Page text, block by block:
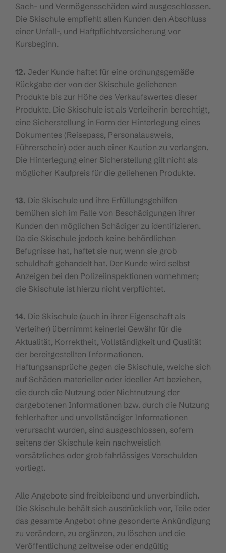
Sach- und Vermögensschäden wird ausgeschlossen.
Die Skischule empfiehlt allen Kunden den Abschluss
einer Unfall-, und Haftpflichtversicherung vor
Kursbeginn.
12. Jeder Kunde haftet für eine ordnungsgemäße
Rückgabe der von der Skischule geliehenen
Produkte bis zur Höhe des Verkaufswertes dieser
Produkte. Die Skischule ist als Verleiherin berechtigt,
eine Sicherstellung in Form der Hinterlegung eines
Dokumentes (Reisepass, Personalausweis,
Führerschein) oder auch einer Kaution zu verlangen.
Die Hinterlegung einer Sicherstellung gilt nicht als
möglicher Kaufpreis für die geliehenen Produkte.
13. Die Skischule und ihre Erfüllungsgehilfen
bemühen sich im Falle von Beschädigungen ihrer
Kunden den möglichen Schädiger zu identifizieren.
Da die Skischule jedoch keine behördlichen
Befugnisse hat, haftet sie nur, wenn sie grob
schuldhaft gehandelt hat. Der Kunde wird selbst
Anzeigen bei den Polizeiinspektionen vornehmen;
die Skischule ist hierzu nicht verpflichtet.
14. Die Skischule (auch in ihrer Eigenschaft als
Verleiher) übernimmt keinerlei Gewähr für die
Aktualität, Korrektheit, Vollständigkeit und Qualität
der bereitgestellten Informationen.
Haftungsansprüche gegen die Skischule, welche sich
auf Schäden materieller oder ideeller Art beziehen,
die durch die Nutzung oder Nichtnutzung der
dargebotenen Informationen bzw. durch die Nutzung
fehlerhafter und unvollständiger Informationen
verursacht wurden, sind ausgeschlossen, sofern
seitens der Skischule kein nachweislich
vorsätzliches oder grob fahrlässiges Verschulden
vorliegt.
Alle Angebote sind freibleibend und unverbindlich.
Die Skischule behält sich ausdrücklich vor, Teile oder
das gesamte Angebot ohne gesonderte Ankündigung
zu verändern, zu ergänzen, zu löschen und die
Veröffentlichung zeitweise oder endgültig